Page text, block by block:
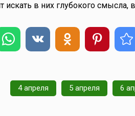
искать в них глубокого смысла,
4 апреля 5 апреля 6